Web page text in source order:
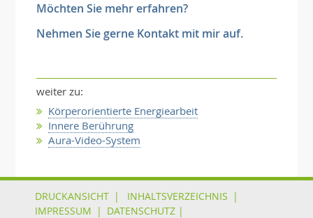
Möchten Sie mehr erfahren?
Nehmen Sie gerne Kontakt mit mir auf.
weiter zu:
Körperorientierte Energiearbeit
Innere Berührung
Aura-Video-System
DRUCKANSICHT | INHALTSVERZEICHNIS
|
IMPRESSUM
| DATENSCHUTZ |